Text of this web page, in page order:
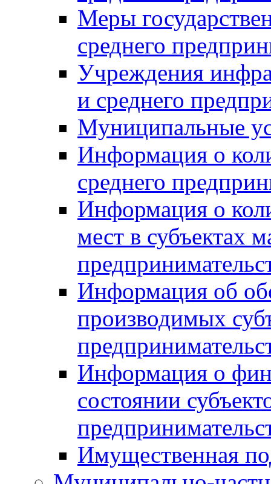
Меры
среднего
Учреждения
и среднего
Муниципальные
Информация о
среднего
Информация о
мест в субъектах
Информация об
производимых
Информация о
состоянии
Имущественная